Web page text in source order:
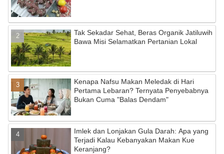
o
o
k
m b
e
C
h
a
n
n
el
Tak Sekadar Sehat, Beras Organik Jatiluwih
Bawa Misi Selamatkan Pertanian Lokal
Kenapa Nafsu Makan Meledak di Hari
Pertama Lebaran? Ternyata Penyebabnya
Bukan Cuma "Balas Dendam"
Imlek dan Lonjakan Gula Darah: Apa yang
Terjadi Kalau Kebanyakan Makan Kue
Keranjang?